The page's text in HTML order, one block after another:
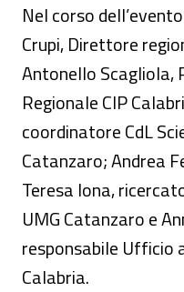
Nel corso
Crupi, Direttore
Antonello Scagliola,
Regionale CIP
coordinatore CdL
Catanzaro; Andrea
Teresa Iona,
UMG Catanzaro e
responsabile
Calabria.